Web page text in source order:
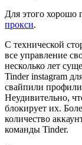
Для этого хорошо
прокси.
С технической
все управление
несколько лет
Tinder instagram
свайпили
Неудивительно,
блокирует их.
количество
команды Tinder.